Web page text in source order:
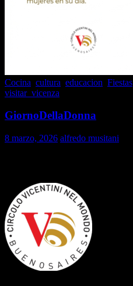
Cocina cultura educacion Fiestas
visitar_vicenza
GiornoDellaDonna
8 marzo, 2026 alfredo musitani